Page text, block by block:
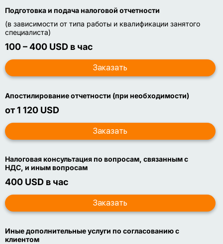
Подготовка и подача налоговой отчетности
(в зависимости от типа работы и квалификации занятого
специалиста)
100 – 400 USD в час
Апостилирование отчетности (при необходимости)
от 1 120 USD
Налоговая консультация по вопросам, связанным с
НДС, и иным вопросам
400 USD в час
Иные дополнительные услуги по согласованию с
клиентом